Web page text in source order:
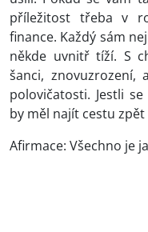
příležitost třeba v
finance. Každý sám
někde uvnitř tíží. S
šanci,
polovičatosti. Jestli
by měl najít cestu
Afirmace: Všechno je